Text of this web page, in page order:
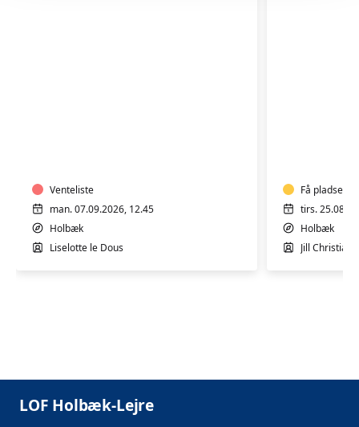
Venteliste
man. 07.09.2026, 12.45
Holbæk
Liselotte le Dous
Få pladser
tirs.
Holbæk
Jill
LOF Holbæk-Lejre